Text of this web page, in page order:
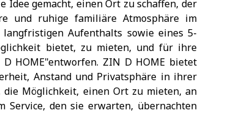
Idee gemacht, einen Ort zu schaffen, der
und ruhige familiäre Atmosphäre im
Aufenthalts sowie eines 5-
bietet, zu mieten, und für ihre
HOME"entworfen. ZIN D HOME bietet
Anstand und Privatsphäre in ihrer
die Möglichkeit, einen Ort zu mieten, an
Service, den sie erwarten, übernachten